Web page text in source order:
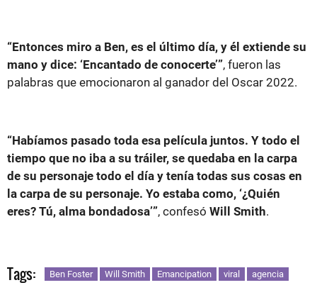
“Entonces miro a Ben, es el último día, y él extiende su
mano y dice: ‘Encantado de conocerte’”, fueron las
palabras que emocionaron al ganador del Oscar 2022.
“Habíamos pasado toda esa película juntos. Y todo el
tiempo que no iba a su tráiler, se quedaba en la carpa
de su personaje todo el día y tenía todas sus cosas en
la carpa de su personaje. Yo estaba como, ‘¿Quién
eres? Tú, alma bondadosa’”, confesó Will Smith.
Tags: Ben Foster Will Smith Emancipation viral agencia